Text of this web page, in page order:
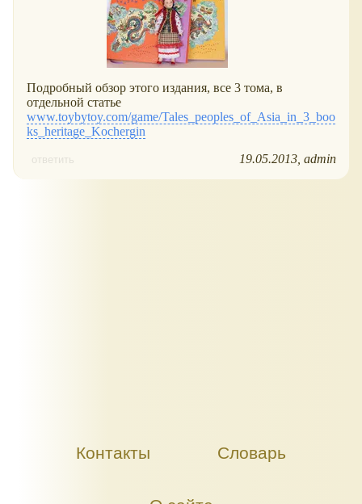
Подробный обзор этого издания, все 3 тома, в
отдельной статье
www.toybytoy.com/game/Tales_peoples_of_Asia_in_3_boo
ks_heritage_Kochergin
ответить 19.05.2013 admin
Контакты Словарь